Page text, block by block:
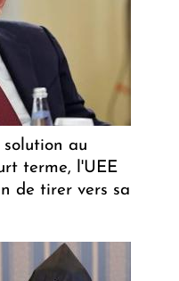
au
terme, l'UEE
de tirer vers sa